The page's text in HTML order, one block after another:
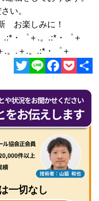
い。
お楽しみに！
.:*・゜＋.。.:*・゜＋
.。.＋.。.:*・゜＋
有
一切なし